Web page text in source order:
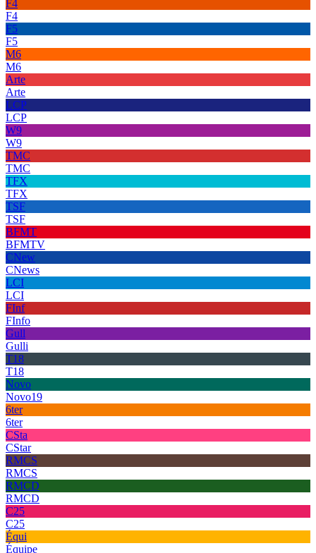
F4
F4
F5
F5
M6
M6
Arte
Arte
LCP
LCP
W9
W9
TMC
TMC
TFX
TFX
TSF
TSF
BFMT
BFMTV
CNew
CNews
LCI
LCI
FInf
FInfo
Gull
Gulli
T18
T18
Novo
Novo19
6ter
6ter
CSta
CStar
RMCS
RMCS
RMCD
RMCD
C25
C25
Équi
Équipe